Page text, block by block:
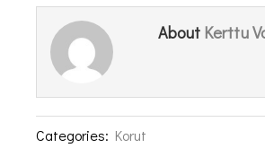
About Kerttu
Categories: Korut